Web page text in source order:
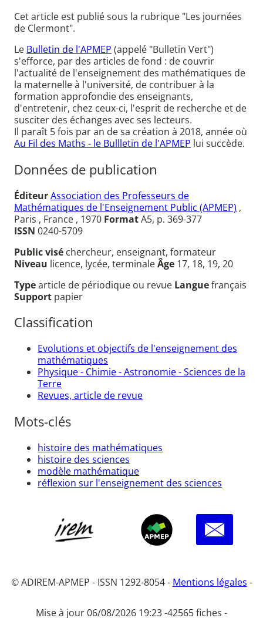
Cet article est publié sous la rubrique "Les journées
de Clermont".
Le Bulletin de l'APMEP (appelé "Bulletin Vert")
s'efforce, par des articles de fond : de couvrir
l'actualité de l'enseignement des mathématiques de
la maternelle à l'université, de contribuer à la
formation approfondie des enseignants,
d'entretenir, chez ceux-ci, l'esprit de recherche et de
susciter des échanges avec ses lecteurs.
Il paraît 5 fois par an de sa création à 2018, année où
Au Fil des Maths - le Bullletin de l'APMEP lui succède.
Données de publication
ÉditeurAssociation des Professeurs de
Mathématiques de l'Enseignement Public (APMEP) ,
Paris , France , 1970 FormatA5, p. 369-377
ISSN 0240-5709
Public visé chercheur, enseignant, formateur
Niveau licence, lycée, terminaleÂge 17, 18, 19, 20
Typearticle de périodique ou revue Languefrançais
Support papier
Classification
Evolutions et objectifs de l'enseignement des
mathématiques
Physique - Chimie - Astronomie - Sciences de la
Terre
Revues, article de revue
Mots-clés
histoire des mathématiques
histoire des sciences
modèle mathématique
réflexion sur l'enseignement des sciences
© ADIREM-APMEP - ISSN 1292-8054 - Mentions légales -
Mise à jour 06/08/2026 19:23 -42565 fiches -